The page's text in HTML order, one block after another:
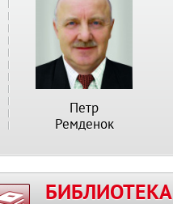
Петр
Ремденок
БИБЛИОТЕКА